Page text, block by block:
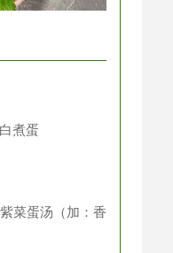
煮蛋
菜蛋汤（加：香